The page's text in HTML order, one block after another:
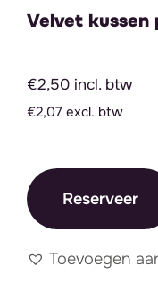
Velvet kussen
€2,50 incl. btw
€2,07 excl. btw
Reserveer
Toevoegen